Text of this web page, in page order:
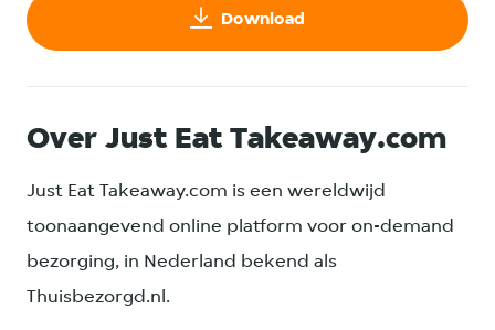
Download
Over Just Eat Takeaway.com
Just Eat Takeaway.com is een wereldwijd
toonaangevend online platform voor on-demand
bezorging, in Nederland bekend als
Thuisbezorgd.nl.